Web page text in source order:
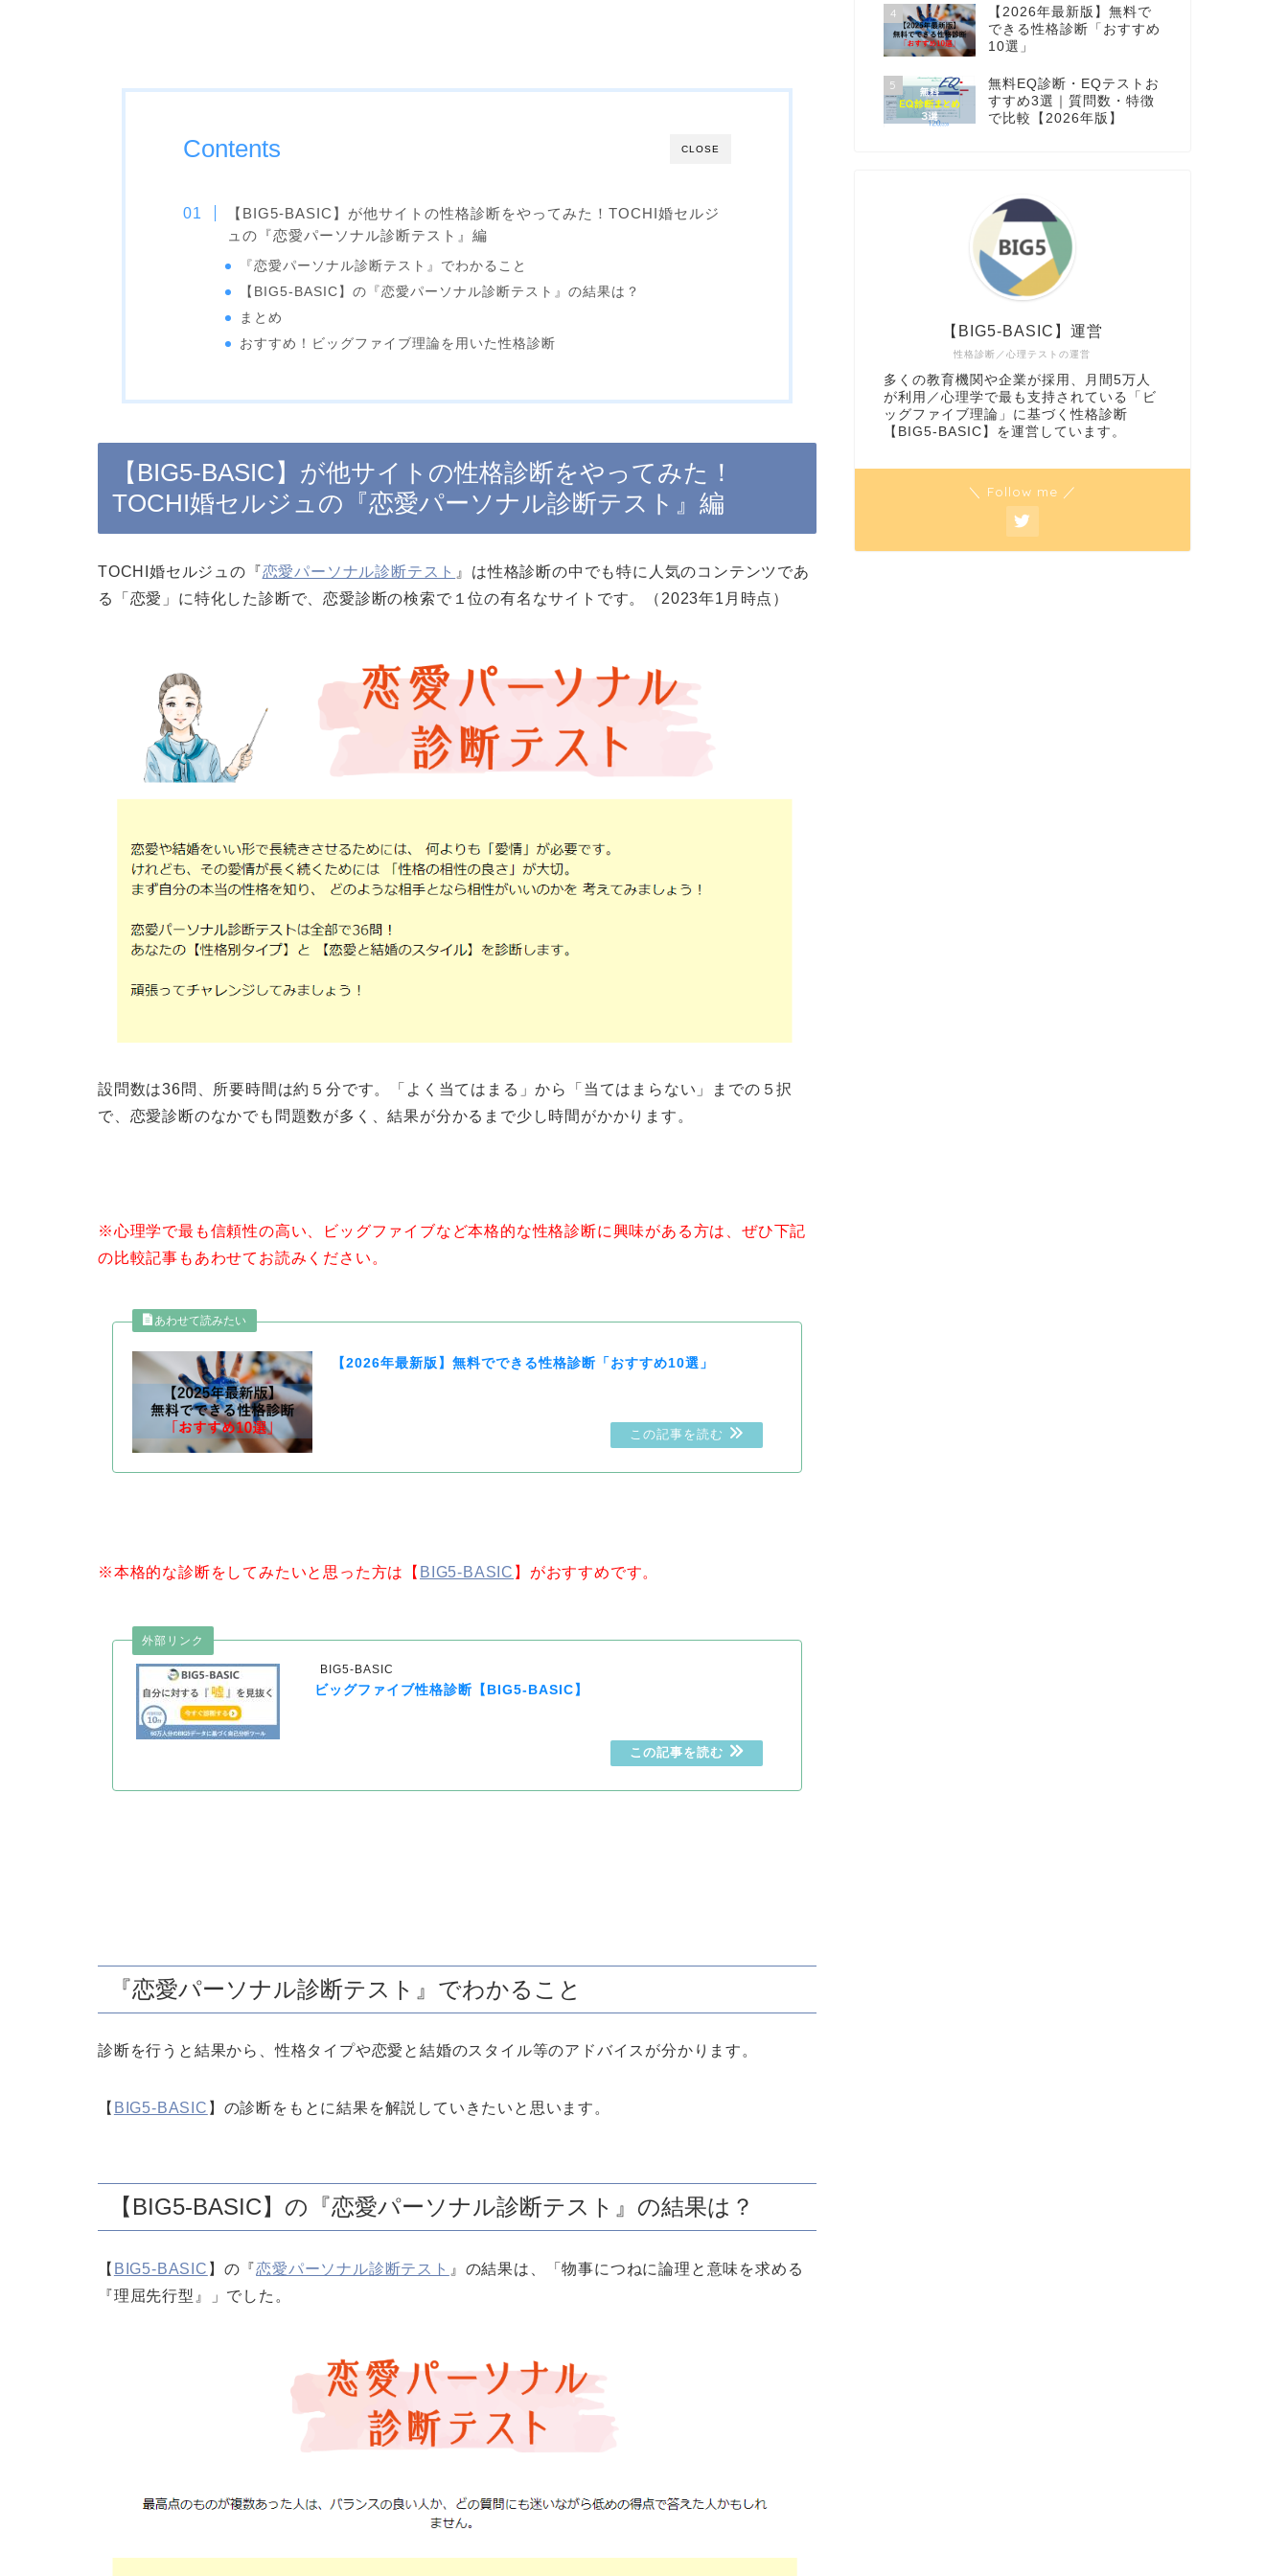
CLOSE
Contents
【BIG5-BASIC】が他サイトの性格診断をやってみた！TOCHI婚セルジ
ュの『恋愛パーソナル診断テスト』編
『恋愛パーソナル診断テスト』でわかること
【BIG5-BASIC】の『恋愛パーソナル診断テスト』の結果は？
まとめ
おすすめ！ビッグファイブ理論を用いた性格診断
【BIG5-BASIC】が他サイトの性格診断をやってみた！
TOCHI婚セルジュの『恋愛パーソナル診断テスト』編
TOCHI婚セルジュの『恋愛パーソナル診断テスト 』は性格診断の中でも特に人気のコンテンツであ
る「恋愛」に特化した診断で、恋愛診断の検索で１位の有名なサイトです。（2023年1月時点）
設問数は36問、所要時間は約５分です。「よく当てはまる」から「当てはまらない」までの５択
で、恋愛診断のなかでも問題数が多く、結果が分かるまで少し時間がかかります。
※心理学で最も信頼性の高い、ビッグファイブなど本格的な性格診断に興味がある方は、ぜひ下記
の比較記事もあわせてお読みください。
【2026年最新版】無料でできる性格診断「おすすめ10選」
※本格的な診断をしてみたいと思った方は【 BIG5-BASIC 】がおすすめです。
BIG5-BASIC
外部リンク
ビッグファイブ性格診断【BIG5-BASIC】
『恋愛パーソナル診断テスト』でわかること
診断を行うと結果から、性格タイプや恋愛と結婚のスタイル等のアドバイスが分かります。
【 BIG5-BASIC 】の診断をもとに結果を解説していきたいと思います。
【BIG5-BASIC】の『恋愛パーソナル診断テスト』の結果は？
【 BIG5-BASIC 】の『恋愛パーソナル診断テスト 』の結果は、「物事につねに論理と意味を求める
『理屈先行型』」でした。
4
【2026年最新版】無料で
できる性格診断「おすすめ
10選」
5
無料EQ診断・EQテストお
すすめ3選｜質問数・特徴
で比較【2026年版】
性格診断／心理テストの運営
【BIG5-BASIC】運営
多くの教育機関や企業が採用、月間5万人
が利用／心理学で最も支持されている「ビ
ッグファイブ理論」に基づく性格診断
【BIG5-BASIC】を運営しています。
＼ Follow me ／